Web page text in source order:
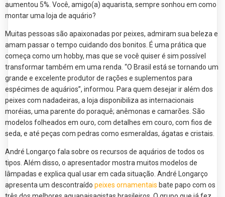
aumentou 5%. Você, amigo(a) aquarista, sempre sonhou em como
montar uma loja de aquário?
Muitas pessoas são apaixonadas por peixes, admiram sua beleza e
amam passar o tempo cuidando dos bonitos. É uma prática que
começa como um hobby, mas que se você quiser é sim possível
transformar também em uma renda. “O Brasil está se tornando um
grande e excelente produtor de rações e suplementos para
espécimes de aquários”, informou. Para quem desejar ir além dos
peixes com nadadeiras, a loja disponibiliza as internacionais
moréias, uma parente do poraquê; anêmonas e camarões. São
modelos folheados em ouro, com detalhes em couro, com fios de
seda, e até peças com pedras como esmeraldas, ágatas e cristais.
André Longarço fala sobre os recursos de aquários de todos os
tipos. Além disso, o apresentador mostra muitos modelos de
lâmpadas e explica qual usar em cada situação. André Longarço
apresenta um descontraído peixes ornamentais bate papo com os